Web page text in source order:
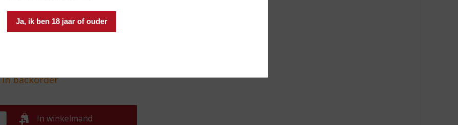
Ja, ik ben 18 jaar of ouder
In winkelmand